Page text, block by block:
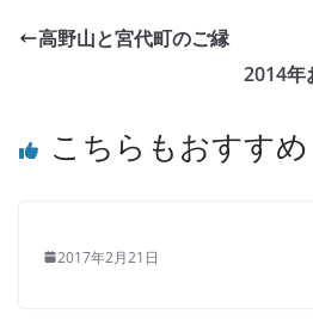
高野山と宮代町のご縁
2014年
こちらもおすすめ
2017年2月21日